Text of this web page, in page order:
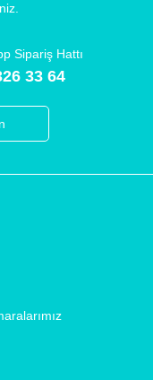
Sipariş Hattı
33 64